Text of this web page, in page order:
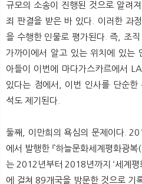
규모의 소송이 진행된 것으로 알려
죄 판결을 받은 바 있다. 이러한 과
을 수행한 인물로 평가된다. 즉, 조
가까이에서 알고 있는 위치에 있는
아들이 이번에 마다가스카르에서
있다는 점에서, 이번 인사를 단순한
석도 제기된다.
둘째, 이만희의 욕심의 문제이다.
에서 발행한 『하늘문화세계평화광
는 2012년부터 2018년까지 ‘세계평
에 걸쳐 89개국을 방문한 것으로 기